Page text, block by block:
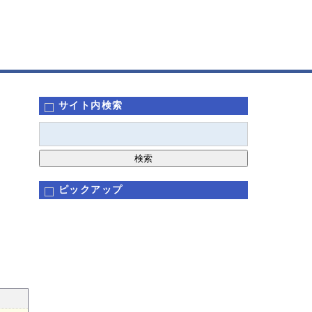
サイト内検索
ピックアップ